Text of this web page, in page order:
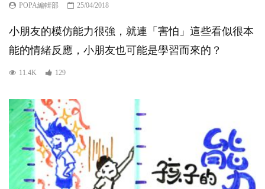
POPA編輯部 25/04/2018
小朋友的模仿能力很強，就連「害怕」這些看似很本
能的情緒反應，小朋友也可能是學習而來的？
11.4K 129